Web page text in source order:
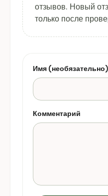
отзывов. Новый
только после
Имя (необязательно)
Комментарий